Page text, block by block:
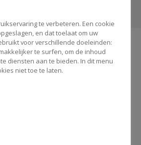
te verbeteren. Een cookie
en dat toelaat om uw
voor verschillende doeleinden:
te surfen, om de inhoud
diensten aan te bieden. In dit menu
niet toe te laten.